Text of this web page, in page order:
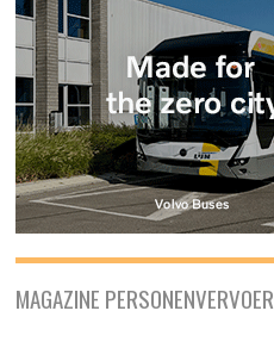
MAGAZINE PERSONENVERVOER